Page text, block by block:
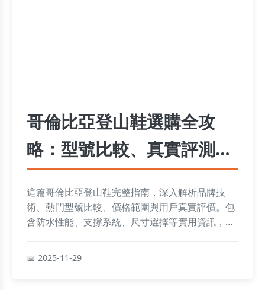
哥倫比亞登山鞋選購全攻
略：型號比較、真實評測與
常見問題
這篇哥倫比亞登山鞋完整指南，深入解析品牌技
術、熱門型號比較、價格範圍與用戶真實評價。包
含防水性能、支撐系統、尺寸選擇等實用資訊，並
2025-11-29